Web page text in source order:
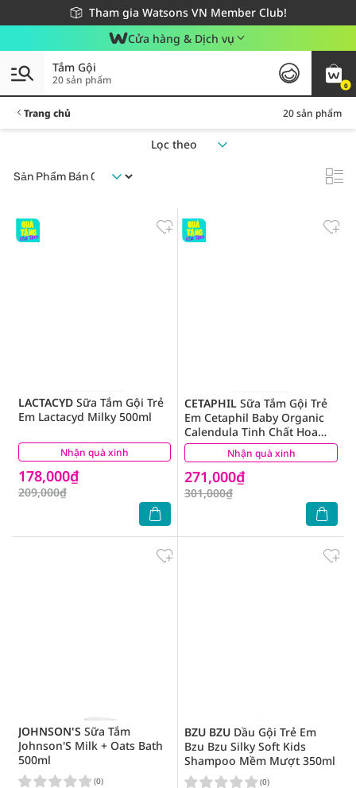
Tham gia Watsons VN Member Club!
Miễn phí giao hàng cho đơn hàng từ 249,000Đ
Giao hàng nhanh 24h - Áp dụng khu vực TP. Hồ Chí Minh
Cửa hàng & Dịch vụ
0
Tắm Gội
20 sản phẩm
Trang chủ 20 sản phẩm
Lọc theo
Nhận quà xinh
LACTACYD Sữa Tắm Gội Trẻ
Em Lactacyd Milky 500ml
178,000₫
209,000₫
(0) Nhận quà xinh
CETAPHIL Sữa Tắm Gội Trẻ
Em Cetaphil Baby Organic
Calendula Tinh Chất Hoa
Cúc 400ml
271,000₫
301,000₫
(4)
JOHNSON'S Sữa Tắm
Johnson'S Milk + Oats Bath
500ml
(0)
BZU BZU Dầu Gội Trẻ Em
Bzu Bzu Silky Soft Kids
Shampoo Mềm Mượt 350ml
(0)